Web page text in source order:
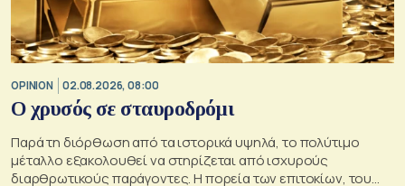
OPINION 02.08.2026, 08:00
O χρυσός σε σταυροδρόμι
Παρά τη διόρθωση από τα ιστορικά υψηλά, το πολύτιμο
μέταλλο εξακολουθεί να στηρίζεται από ισχυρούς
διαρθρωτικούς παράγοντες. Η πορεία των επιτοκίων, του